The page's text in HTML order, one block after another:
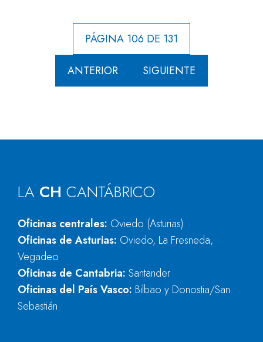
PÁGINA 106 DE 131
ANTERIOR SIGUIENTE
LA CH CANTÁBRICO
Oficinas centrales: Oviedo (Asturias)
Oficinas de Asturias: Oviedo, La Fresneda,
Vegadeo
Oficinas de Cantabria: Santander
Oficinas del País Vasco: Bilbao y Donostia/San
Sebastián